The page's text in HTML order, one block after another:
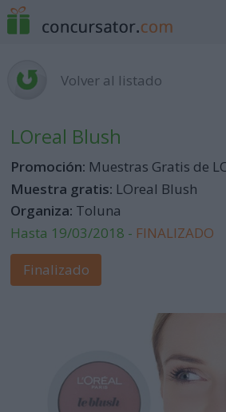
Volver al listado
LOreal Blush
Promoción: Muestras Gratis de
Muestra gratis: LOreal Blush
Organiza: Toluna
Hasta 19/03/2018 - FINALIZADO
Finalizado